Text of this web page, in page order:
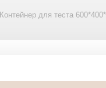
Контейнер для теста